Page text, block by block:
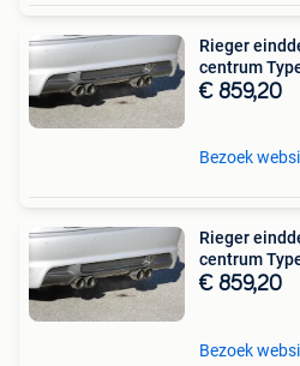
Rieger
centrum
€ 859,20
Bezoek
Rieger
centrum
€ 859,20
Bezoek